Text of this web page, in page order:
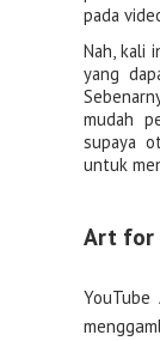
pada
Nah, kali
yang
mudah
supaya
untuk
Art for